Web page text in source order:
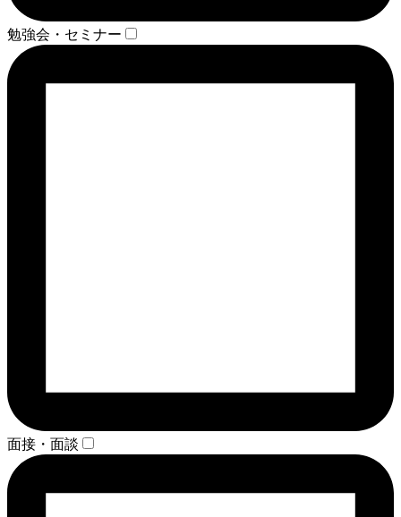
勉強会・セミナー
面接・面談